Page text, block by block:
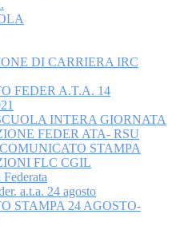
DI CARRIERA IRC
FEDER A.T.A. 14
INTERA GIORNATA
FEDER ATA- RSU
STAMPA
FLC CGIL
a.t.a. 24 agosto
STAMPA 24 AGOSTO-